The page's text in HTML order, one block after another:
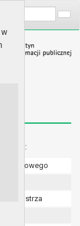
bankowego
Burmistrza